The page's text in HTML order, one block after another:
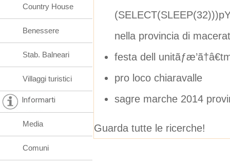
nella provincia di
festa dell
pro loco chiaravalle
sagre marche 2014
Guarda tutte le ricerche!
Country House
Benessere
Stab. Balneari
Villaggi turistici
Informarti
Media
Comuni